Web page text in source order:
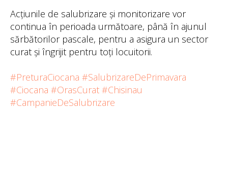
Acțiunile de salubrizare și monitorizare vor
continua în perioada următoare, până în ajunul
sărbătorilor pascale, pentru a asigura un sector
curat și îngrijit pentru toți locuitorii.
#PreturaCiocana #SalubrizareDePrimavara
#Ciocana #OrasCurat #Chisinau
#CampanieDeSalubrizare